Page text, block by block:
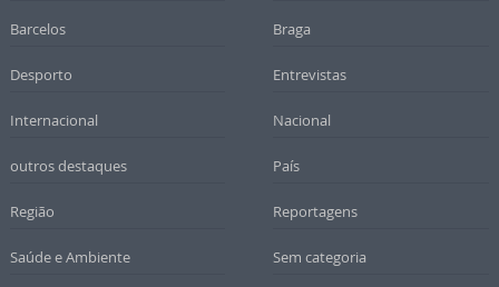
Barcelos Braga
Desporto Entrevistas
Internacional Nacional
outros destaques País
Região Reportagens
Saúde e Ambiente Sem categoria